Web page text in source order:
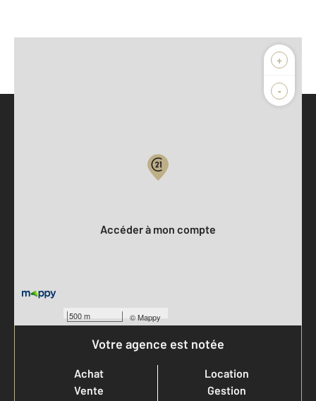
+
-
500 m ©Mappy
Accéder à mon compte
Votre agence est notée
Achat
Vente
Location
Gestion